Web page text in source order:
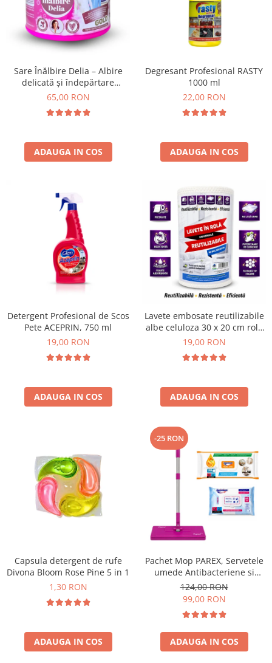
Insecticide
Dezinfectante
Absorbanti de Umiditate & Rezerve
Bioactivatori & Tratamente Fose
Septice
Manusi Protectie
Solutii curatare mobila
Ceaiuri
Cosmetice
Vopsea Par
Ingrijire Par
Ingrijire corp
Ingrijire maini
Ingrijire picioare
Îngrijire Ten
Curatare Intretinere Incaltaminte
Fond de ten
Sampon
Sare de baie
Servetele Umede
Sare Înălbire Delia – Albire
delicată și îndepărtare
eficientă a petelor 500 g
65,00 RON
ADAUGA IN COS
Degresant Profesional RASTY
1000 ml
22,00 RON
ADAUGA IN COS
Detergent Profesional de Scos
Pete ACEPRIN, 750 ml
19,00 RON
ADAUGA IN COS
Lavete embosate reutilizabile
albe celuloza 30 x 20 cm rola
50 bucati
19,00 RON
ADAUGA IN COS
Capsula detergent de rufe
Divona Bloom Rose Pine 5 in 1
1,30 RON
ADAUGA IN COS
-25 RON
Pachet Mop PAREX, Servetele
umede Antibacteriene si
Multisuprafete
124,00 RON
99,00 RON
ADAUGA IN COS